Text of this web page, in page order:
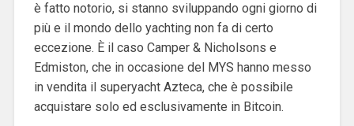
è fatto notorio, si stanno sviluppando ogni giorno di
più e il mondo dello yachting non fa di certo
eccezione. È il caso Camper & Nicholsons e
Edmiston, che in occasione del MYS hanno messo
in vendita il superyacht Azteca, che è possibile
acquistare solo ed esclusivamente in Bitcoin.